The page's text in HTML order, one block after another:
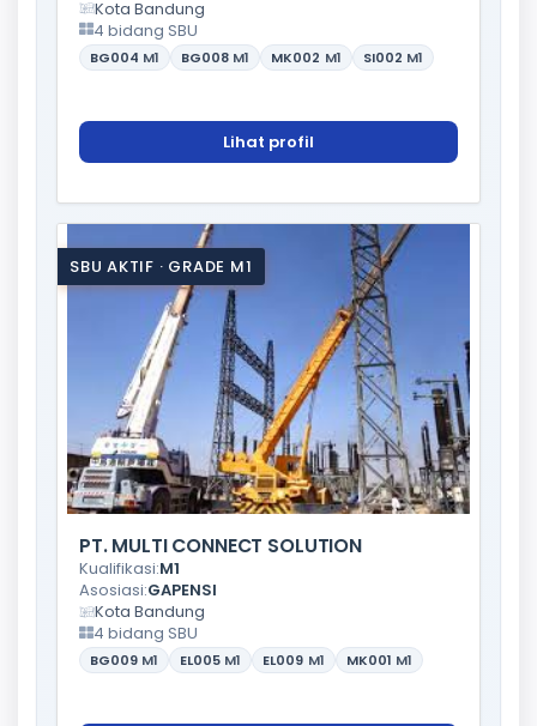
Kota Bandung
4 bidang SBU
BG004 M1 BG008 M1 MK002 M1 SI002 M1
Lihat profil
SBU AKTIF · GRADE M1
PT. MULTI CONNECT SOLUTION
Kualifikasi:M1
Asosiasi:GAPENSI
Kota Bandung
4 bidang SBU
BG009 M1 EL005 M1 EL009 M1 MK001 M1